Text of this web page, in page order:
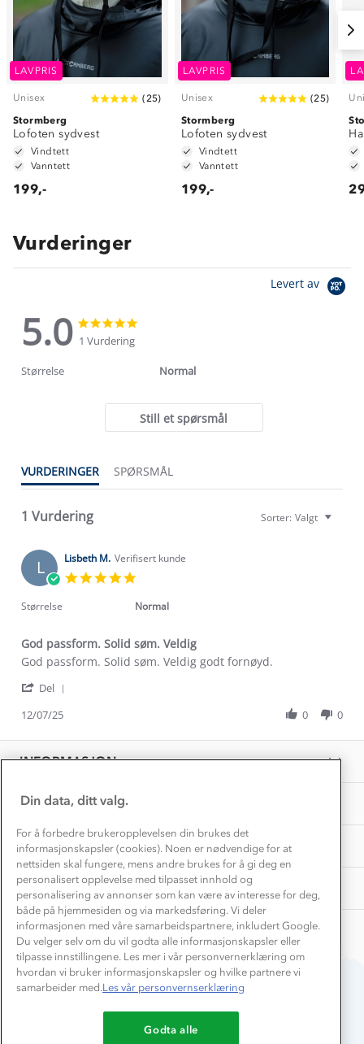
LAVPRIS
Unisex ( 25)
Stormberg
Lofoten sydvest
Vindtett
Vanntett
199,-
LAVPRIS
Unisex (25)
Stormberg
Lofoten sydvest
Vindtett
Vanntett
199,-
Vurderinger
Levert av
5.0
5.0
star
rating
1 Vurdering
Størrelse Normal
Still et spørsmål
VURDERINGER SPØRSMÅL
1 Vurdering Sorter: Valgt
L Lisbeth M. Verifisert kunde
rating
Størrelse Normal
God passform. Solid søm. Veldig
Review
Lisbeth
on
Jul
2025
review
God
Solid
Veldig
God passform. Solid søm. Veldig godt fornøyd.
Del
Lisbeth
M.
Jul
2025
12/07/25 0 0
INFORMASJON
Kundeservice
Kontakt oss
Konkurransevinnere
Kundeklubb
Våre butikker
Bedrift, barnehage og SFO
Presse
OM OSS
Klima og miljø
Etisk handel
Inkludering
Materialer
Personvern
Samarbeide med oss?
TIPS OG RÅD
Alt du trenger til Norgesferien
Dette trenger du til barnehagen
Gravidklær
Hvordan velge riktig turtøy?
Store størrelser
Turmat oppskrifter
Beredskap
AKTIVITETER
Få turinspirasjon og tips her⛰
Overnatte utendørs⛺
Leirskole 🥾
Barnehageansatt
Tips til hyttetur
Du betaler enkelt med
Din data, ditt valg.
For å forbedre brukeropplevelsen din brukes det
informasjonskapsler (cookies). Noen er nødvendige for at
nettsiden skal fungere, mens andre brukes for å gi deg en
personalisert opplevelse med tilpasset innhold og
personalisering av annonser som kan være av interesse for deg,
både på hjemmesiden og via markedsføring. Vi deler
informasjonen med våre samarbeidspartnere, inkludert Google.
Du velger selv om du vil godta alle informasjonskapsler eller
tilpasse innstillingene. Les mer i vår personvernerklæring om
hvordan vi bruker informasjonskapsler og hvilke partnere vi
samarbeider med.Les vår personvernserklæring
Godta alle